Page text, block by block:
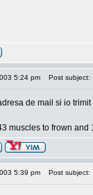
5:24 pm Post subject:
de mail si io trimit
muscles to frown
5:39 pm Post subject: